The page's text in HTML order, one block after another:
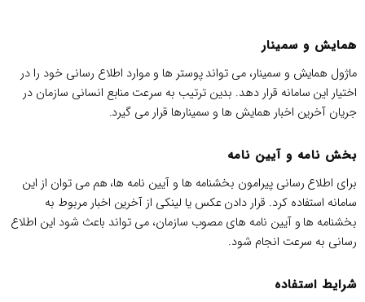
همایش و سمینار
ماژول همایش و سمینار، می تواند پوستر ها و موارد اطلاع رسانی خود را در
اختیار این سامانه قرار دهد. بدین ترتیب به سرعت منابع انسانی سازمان در
جریان آخرین اخبار همایش ها و سمینارها قرار می گیرد.
بخش نامه و آیین نامه
برای اطلاع رسانی پیرامون بخشنامه ها و آیین نامه ها، هم می توان از این
سامانه استفاده کرد. قرار دادن عکس یا لینکی از آخرین اخبار مربوط به
بخشنامه ها و آیین نامه های مصوب سازمان، می تواند باعث شود این اطلاع
رسانی به سرعت انجام شود.
شرایط استفاده